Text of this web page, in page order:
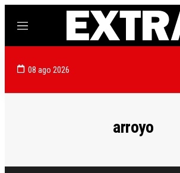
Menú
08 ago 2026
arroyo